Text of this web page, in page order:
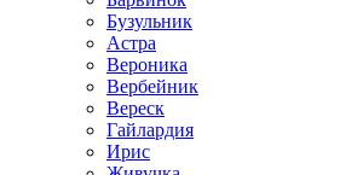
Бузульник
Астра
Вероника
Вербейник
Вереск
Гайлардия
Ирис